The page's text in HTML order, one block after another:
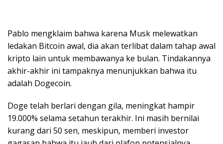
Pablo mengklaim bahwa karena Musk melewatkan
ledakan Bitcoin awal, dia akan terlibat dalam tahap awal
kripto lain untuk membawanya ke bulan. Tindakannya
akhir-akhir ini tampaknya menunjukkan bahwa itu
adalah Dogecoin.
Doge telah berlari dengan gila, meningkat hampir
19.000% selama setahun terakhir. Ini masih bernilai
kurang dari 50 sen, meskipun, memberi investor